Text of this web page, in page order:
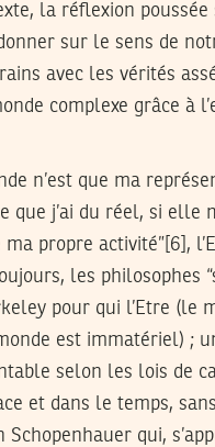
la réflexion
sur le sens de
avec les vérités
complexe grâce à
n’est que ma
que j’ai du réel, si elle
propre activité”[6],
les philosophes
pour qui l’Etre (le
est immatériel) ;
selon les lois de
et dans le temps,
qui,